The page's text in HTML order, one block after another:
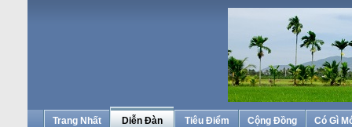
Trang Nhất Diễn Đàn Tiêu Điểm Cộng Đồng Có Gì